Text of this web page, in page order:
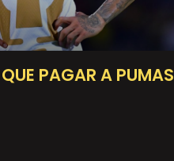
PAGAR A PUMAS